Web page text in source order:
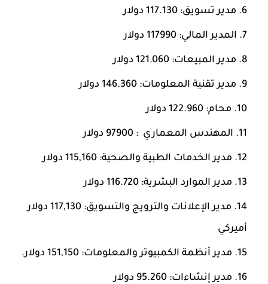
مدير تسويق: 117.130 دولار
المدير المالي: 117990 دولار
مدير المبيعات: 121.060 دولار
مدير تقنية المعلومات: 146.360 دولار
محام: 122.960 دولار
المهندس المعماري : 97900 دولار
مدير الخدمات الطبية والصحية: 115,160 دولار
مدير الموارد البشرية: 116.720 دولار
مدير الإعلانات والترويج والتسويق: 117,130 دولار
أميركي
مدير أنظمة الكمبيوتر والمعلومات: 151,150 دولار.
مدير إنشاءات: 95.260 دولار